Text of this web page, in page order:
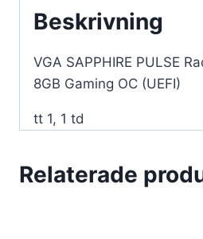
mängd
Beskrivning
VGA SAPPHIRE PULSE
8GB Gaming OC (UEFI)
tt 1, 1 td
Relaterade